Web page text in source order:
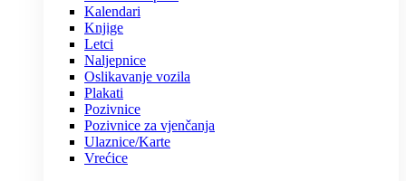
Kalendari
Knjige
Letci
Naljepnice
Oslikavanje vozila
Plakati
Pozivnice
Pozivnice za vjenčanja
Ulaznice/Karte
Vrećice